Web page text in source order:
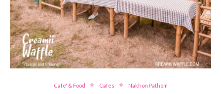
Cafe' & Food Cafes Nakhon Pathom